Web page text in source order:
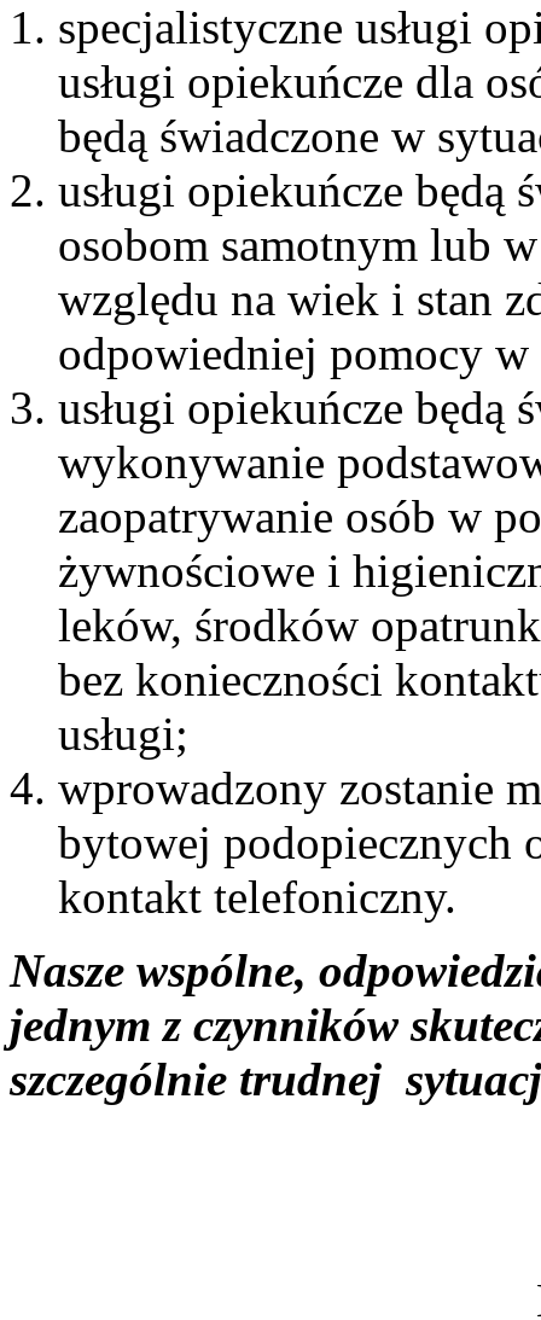
specjalistyczne usługi
usługi opiekuńcze dla
będą świadczone w
usługi opiekuńcze będą
osobom samotnym lub
względu na wiek i stan
odpowiedniej pomocy
usługi opiekuńcze będą
wykonywanie
zaopatrywanie osób w
żywnościowe i
leków, środków
bez konieczności
usługi;
wprowadzony zostanie
bytowej podopiecznych
kontakt telefoniczny.
Nasze wspólne,
jednym z czynników
szczególnie trudnej